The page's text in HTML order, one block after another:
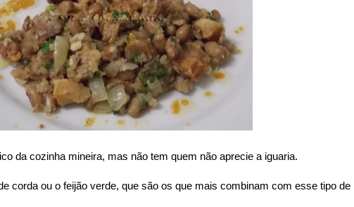
da cozinha mineira, mas não tem quem não aprecie a iguaria.
corda ou o feijão verde, que são os que mais combinam com esse tipo de